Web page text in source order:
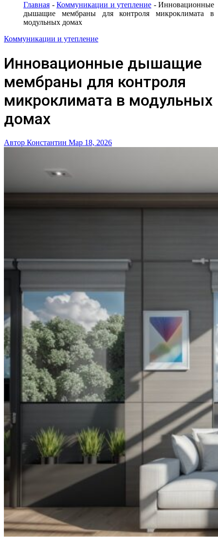
Главная - Коммуникации и утепление - Инновационные
дышащие мембраны для контроля микроклимата в
модульных домах
Коммуникации и утепление
Инновационные дышащие
мембраны для контроля
микроклимата в модульных
домах
Автор Константин Мар 18, 2026